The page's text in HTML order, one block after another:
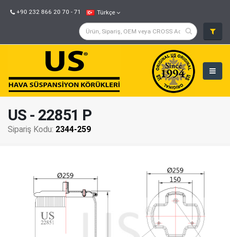
+90 232 866 20 70 - 71 Türkçe
US - 22851 P
Sipariş Kodu: 2344-259